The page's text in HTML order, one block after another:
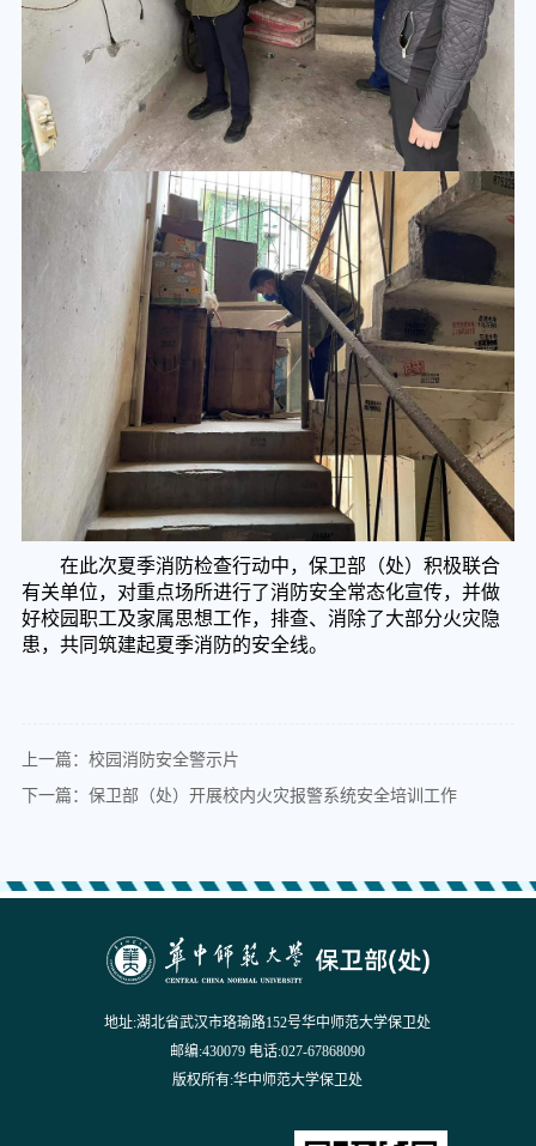
在此次夏季消防检查行动中，保卫部（处）积极联合
有关单位，对重点场所进行了消防安全常态化宣传，并做
好校园职工及家属思想工作，排查、消除了大部分火灾隐
患，共同筑建起夏季消防的安全线。
上一篇：校园消防安全警示片
下一篇：保卫部（处）开展校内火灾报警系统安全培训工作
地址:湖北省武汉市珞瑜路152号华中师范大学保卫处
邮编:430079 电话:027-67868090
版权所有:华中师范大学保卫处